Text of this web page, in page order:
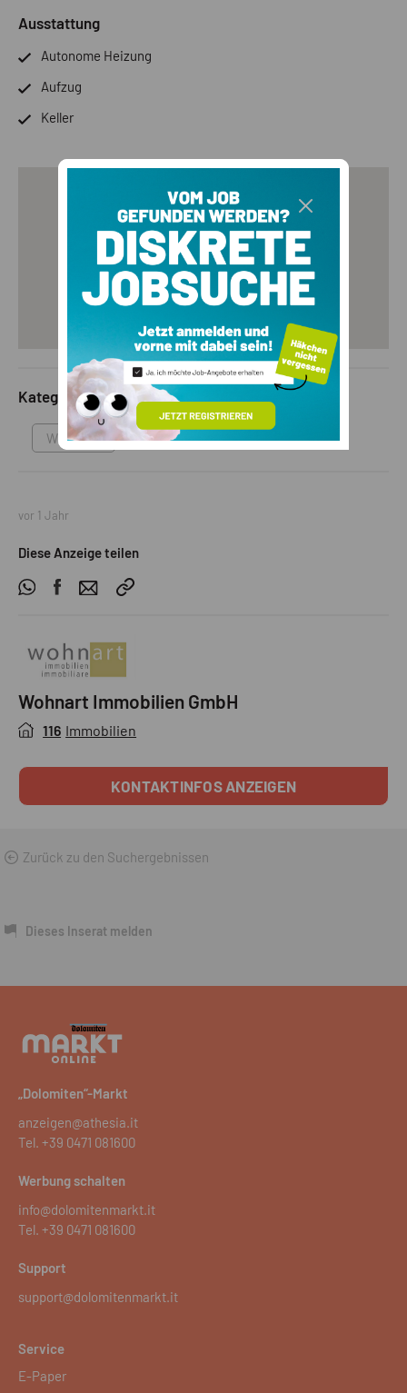
Ausstattung
Autonome Heizung
Aufzug
Keller
Kategorie
Wohnung
vor 1 Jahr
Diese Anzeige teilen
Wohnart Immobilien GmbH
116 Immobilien
KONTAKTINFOS ANZEIGEN
Zurück zu den Suchergebnissen
Dieses Inserat melden
„Dolomiten“-Markt
anzeigen@athesia.it
Tel. +39 0471 081600
Werbung schalten
info@dolomitenmarkt.it
Tel. +39 0471 081600
Support
support@dolomitenmarkt.it
Service
E-Paper